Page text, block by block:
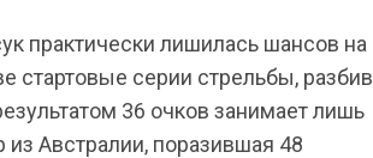
практически лишилась шансов на
стартовые серии стрельбы, разбив
36 очков занимает лишь
Австралии, поразившая 48